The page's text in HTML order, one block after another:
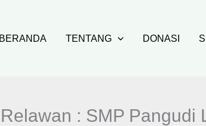
BERANDA TENTANG DONASI
: SMP Pangudi